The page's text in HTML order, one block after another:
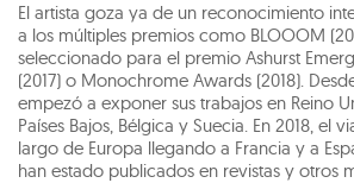
El artista goza ya de un reconocimiento
a los múltiples premios como BLOOOM
seleccionado para el premio Ashurst
(2017) o Monochrome Awards (2018).
empezó a exponer sus trabajos en Reino
Países Bajos, Bélgica y Suecia. En 2018, el
largo de Europa llegando a Francia y a
han estado publicados en revistas y otros